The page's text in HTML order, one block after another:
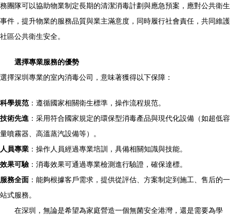
務團隊可以協助物業制定長期的清潔消毒計劃與應急預案，應對公共衛生
事件，提升物業的服務品質與業主滿意度，同時履行社會責任，共同維護
社區公共衛生安全。
選擇專業服務的優勢
選擇深圳專業的室內消毒公司，意味著獲得以下保障：
科學規范 ：遵循國家相關衛生標準，操作流程規范。
技術先進 ：采用符合國家規定的環保型消毒產品與現代化設備（如超低容
量噴霧器、高溫蒸汽設備等）。
人員專業 ：操作人員經過專業培訓，具備相關知識與技能。
效果可驗 ：消毒效果可通過專業檢測進行驗證，確保達標。
服務全面 ：能夠根據客戶需求，提供從評估、方案制定到施工、售后的一
站式服務。
在深圳，無論是希望為家庭營造一個無菌安全港灣，還是需要為學